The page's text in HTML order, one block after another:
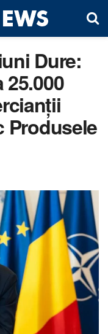
Dure:
25.000
Produsele